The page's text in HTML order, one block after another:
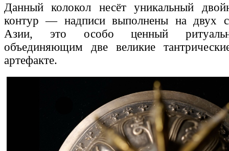
Данный колокол несёт уникальный
контур — надписи выполнены на двух
Азии, это особо ценный
объединяющим две великие
артефакте.